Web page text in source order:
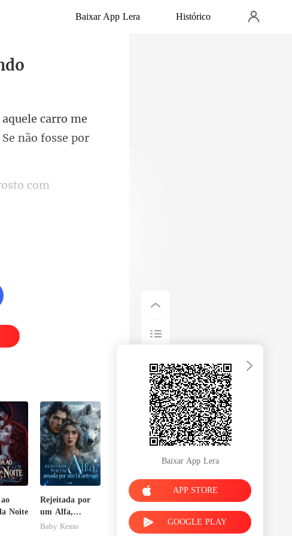
Baixar App Lera Histórico
aquele carro me
com
Noite
Rejeitada por
um Alfa,
amada por um
Baby Kemo
Baixar App Lera
APP STORE
GOOGLE PLAY